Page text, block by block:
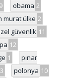
9 obama 2
murat ülke 2
güvenlik 11
12
1
pınar
polonya 10